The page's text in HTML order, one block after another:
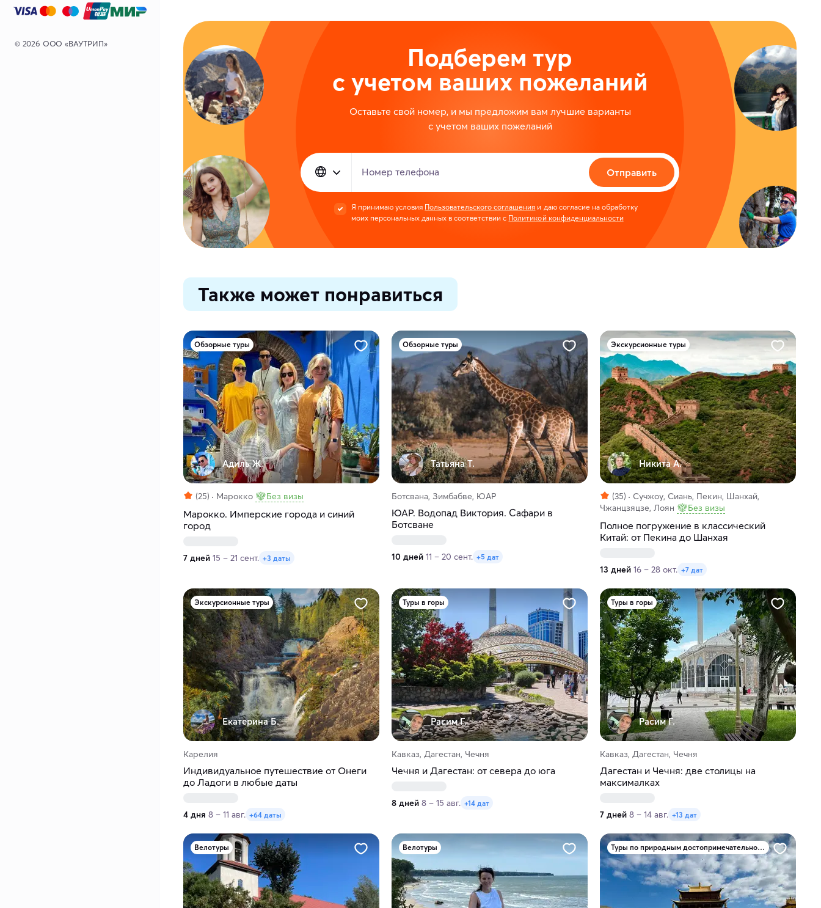
© 2026 ООО «ВАУТРИП»
Подберем тур
с учетом ваших пожеланий
Оставьте свой номер, и мы предложим вам лучшие варианты
с учетом ваших пожеланий
Номер телефона Отправить
Я принимаю условия Пользовательского соглашения и даю согласие на обработку
моих персональных данных в соответствии с Политикой конфиденциальности
Также может понравиться
Обзорные туры
Адиль Ж.
(25) Марокко Без визы
Марокко. Имперские города и синий
город
7 дней 15 – 21 сент. +3 даты
Обзорные туры
Татьяна Т.
Ботсвана, Зимбабве, ЮАР
ЮАР. Водопад Виктория. Сафари в
Ботсване
10 дней 11 – 20 сент. +5 дат
Экскурсионные туры
Никита А.
(35)
Сучжоу, Сиань, Пекин, Шанхай,
Чжанцзяцзе, Лоян
Без визы
Полное погружение в классический
Китай: от Пекина до Шанхая
13 дней 16 – 28 окт. +7 дат
Экскурсионные туры
Екатерина Б.
Карелия
Индивидуальное путешествие от Онеги
до Ладоги в любые даты
4 дня 8 – 11 авг. +64 даты
Туры в горы
Расим Г.
Кавказ, Дагестан, Чечня
Чечня и Дагестан: от севера до юга
8 дней 8 – 15 авг. +14 дат
Туры в горы
Расим Г.
Кавказ, Дагестан, Чечня
Дагестан и Чечня: две столицы на
максималках
7 дней 8 – 14 авг. +13 дат
Велотуры Велотуры Туры по природным достопримечательностям